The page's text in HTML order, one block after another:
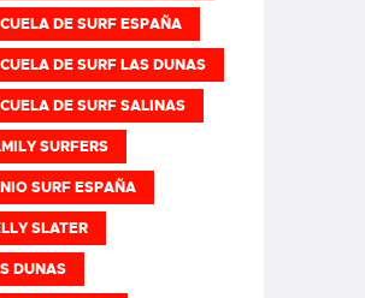
DE SURF ESPAÑA
DE SURF LAS DUNAS
DE SURF SALINAS
SURFERS
SURF ESPAÑA
SLATER
DUNAS